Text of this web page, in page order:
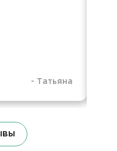
- Татьяна